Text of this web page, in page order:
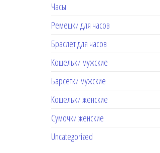
Часы
Ремешки для часов
Браслет для часов
Кошельки мужские
Барсетки мужские
Кошельки женские
Сумочки женские
Uncategorized